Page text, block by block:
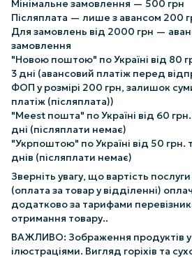
Мінімальне замовлення — 500 грн
Післяплата — лише з авансом 200
Для замовлень від 2000 грн —
замовлення
"Новою поштою" по Україні від 80
3 дні (авансовий платіж перед
ФОП у розмірі 200 грн, залишок
платіж (післяплата))
"Meest пошта" по Україні від 60
дні (післяплати немає)
"Укрпоштою" по Україні від 50 грн.
днів (післяплати немає)
Зверніть увагу, що вартість
(оплата за товар у відділенні)
додатково за тарифами
отримання товару..
ВАЖЛИВО: Зображення продуктів у
ілюстраціями. Вигляд горіхів та